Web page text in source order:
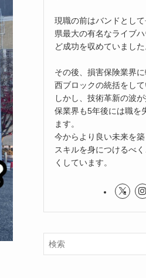
現職の前はバンドとし
県最大の有名なライブ
ど成功を収めていました
その後、損害保険業界
西ブロックの統括をして
しかし、技術革新の波
保業界も5年後には職を
ます。
今からより良い未来を
スキルを身につけるべ
くしています。